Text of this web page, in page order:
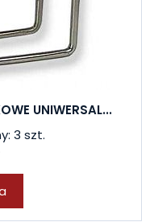
UNIWERSAL...
3 szt.